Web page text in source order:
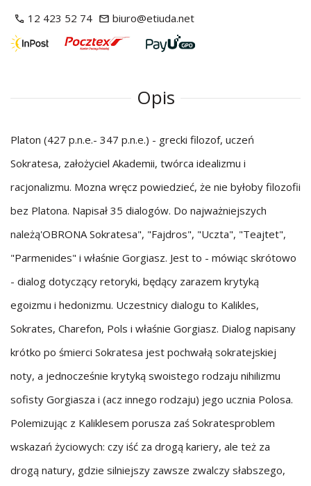
12 423 52 74 biuro@etiuda.net
Opis
Platon (427 p.n.e.- 347 p.n.e.) - grecki filozof, uczeń
Sokratesa, założyciel Akademii, twórca idealizmu i
racjonalizmu. Mozna wręcz powiedzieć, że nie byłoby filozofii
bez Platona. Napisał 35 dialogów. Do najważniejszych
należą'OBRONA Sokratesa", "Fajdros", "Uczta", "Teajtet",
"Parmenides" i właśnie Gorgiasz. Jest to - mówiąc skrótowo
- dialog dotyczący retoryki, będący zarazem krytyką
egoizmu i hedonizmu. Uczestnicy dialogu to Kalikles,
Sokrates, Charefon, Pols i właśnie Gorgiasz. Dialog napisany
krótko po śmierci Sokratesa jest pochwałą sokratejskiej
noty, a jednocześnie krytyką swoistego rodzaju nihilizmu
sofisty Gorgiasza i (acz innego rodzaju) jego ucznia Polosa.
Polemizując z Kaliklesem porusza zaś Sokratesproblem
wskazań życiowych: czy iść za drogą kariery, ale też za
drogą natury, gdzie silniejszy zawsze zwalczy słabszego,